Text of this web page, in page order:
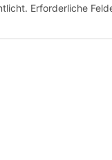
Erforderliche